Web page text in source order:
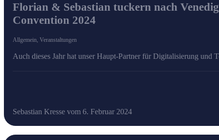
Florian & Sebastian tuckern nach
Convention 2024
Allgemein ,Veranstaltungen
Auch dieses Jahr hat unser Haupt-Partner für Digitalisierung
Sebastian Kresse vom 6. Februar 2024